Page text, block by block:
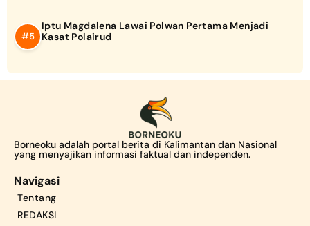
Iptu Magdalena Lawai Polwan Pertama Menjadi
Kasat Polairud
Borneoku adalah portal berita di Kalimantan dan Nasional
yang menyajikan informasi faktual dan independen.
Navigasi
Tentang
REDAKSI